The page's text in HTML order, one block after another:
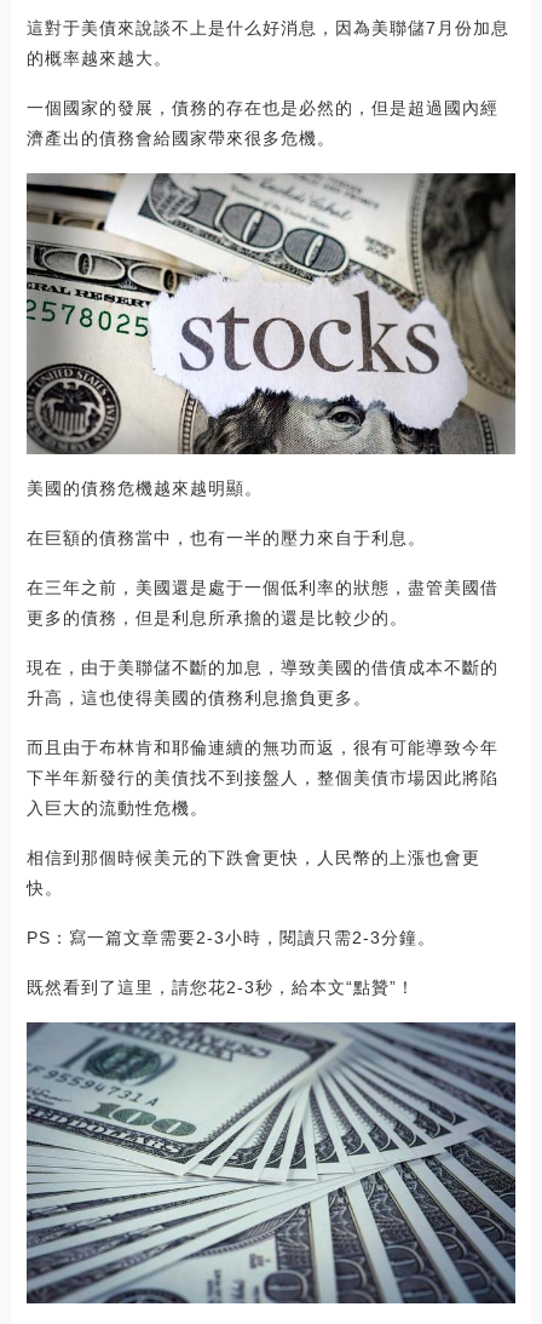
這對于美債來說談不上是什么好消息，因為美聯儲7月份加息
的概率越來越大。
一個國家的發展，債務的存在也是必然的，但是超過國內經
濟產出的債務會給國家帶來很多危機。
美國的債務危機越來越明顯。
在巨額的債務當中，也有一半的壓力來自于利息。
在三年之前，美國還是處于一個低利率的狀態，盡管美國借
更多的債務，但是利息所承擔的還是比較少的。
現在，由于美聯儲不斷的加息，導致美國的借債成本不斷的
升高，這也使得美國的債務利息擔負更多。
而且由于布林肯和耶倫連續的無功而返，很有可能導致今年
下半年新發行的美債找不到接盤人，整個美債市場因此將陷
入巨大的流動性危機。
相信到那個時候美元的下跌會更快，人民幣的上漲也會更
快。
PS：寫一篇文章需要2-3小時，閱讀只需2-3分鐘。
既然看到了這里，請您花2-3秒，給本文“點贊”！